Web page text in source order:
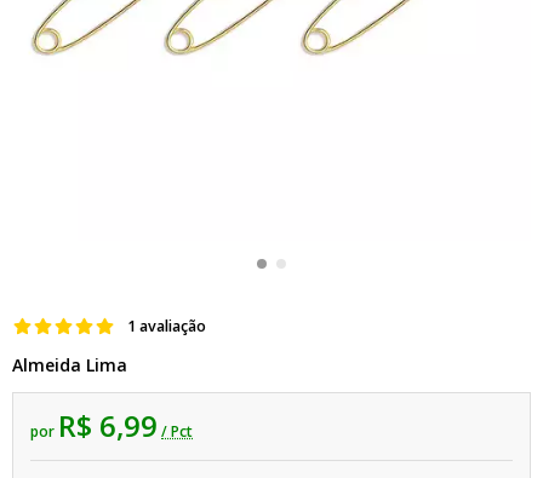
1 avaliação
Almeida Lima
por R$ 6,99 / Pct